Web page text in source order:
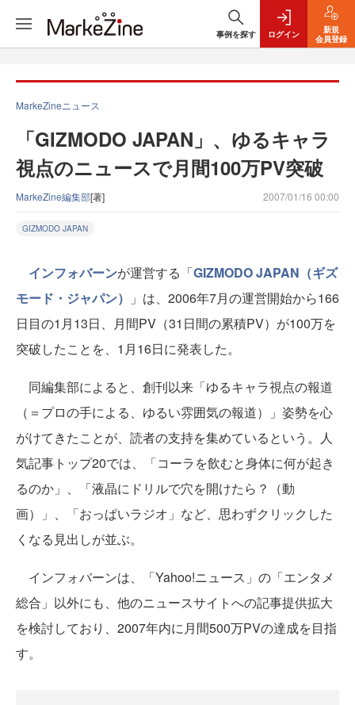
事例を探す ログイン
新規
会員登録
MarkeZineニュース
「GIZMODO JAPAN」、ゆるキャラ
視点のニュースで月間100万PV突破
MarkeZine編集部[著] 2007/01/16 00:00
GIZMODO JAPAN
インフォバーンが運営する「GIZMODO JAPAN（ギズ
モード・ジャパン）
」は、2006年7月の運営開始から166
日目の1月13日、月間PV（31日間の累積PV）が100万を
突破したことを、1月16日に発表した。
同編集部によると、創刊以来「ゆるキャラ視点の報道
（＝プロの手による、ゆるい雰囲気の報道）」姿勢を心
がけてきたことが、読者の支持を集めているという。人
気記事トップ20では、「コーラを飲むと身体に何が起き
るのか」、「液晶にドリルで穴を開けたら？（動
画）」、「おっぱいラジオ」など、思わずクリックした
くなる見出しが並ぶ。
インフォバーンは、「Yahoo!ニュース」の「エンタメ
総合」以外にも、他のニュースサイトへの記事提供拡大
を検討しており、2007年内に月間500万PVの達成を目指
す。